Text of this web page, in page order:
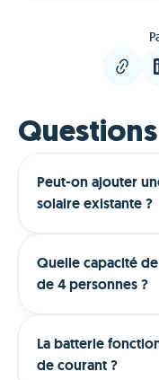
Peut-on ajouter
solaire existante ?
Quelle capacité
de 4 personnes ?
La batterie
de courant ?